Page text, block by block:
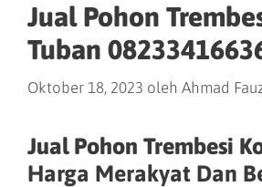
Jual Pohon
Tuban
Oktober 18, 2023 oleh Ahmad
Jual Pohon Trembesi
Harga Merakyat Dan